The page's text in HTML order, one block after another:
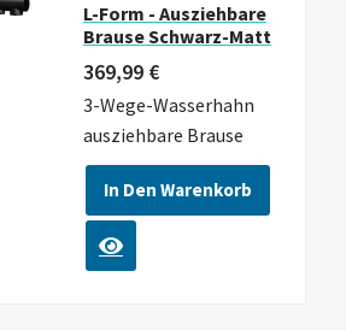
L-Form - Ausziehbare
Brause Schwarz-Matt
369,99 €
3-Wege-Wasserhahn
ausziehbare Brause
In Den Warenkorb